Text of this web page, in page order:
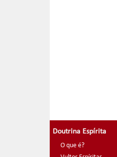
Doutrina Espírita
O que é?